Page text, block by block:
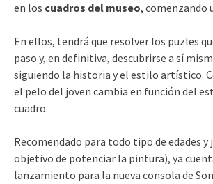
en los cuadros del museo, comenzando
En ellos, tendrá que resolver los puzles
paso y, en definitiva, descubrirse a sí
siguiendo la historia y el estilo artístico.
el pelo del joven cambia en función del
cuadro.
Recomendado para todo tipo de edades y
objetivo de potenciar la pintura), ya
lanzamiento para la nueva consola de